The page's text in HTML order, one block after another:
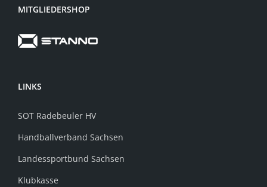
MITGLIEDERSHOP
LINKS
SOT Radebeuler HV
Handballverband Sachsen
Landessportbund Sachsen
Klubkasse